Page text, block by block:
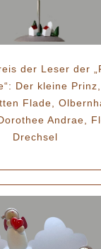
der Leser der
Der kleine Prinz,
Flade,
Andrae,
Drechsel